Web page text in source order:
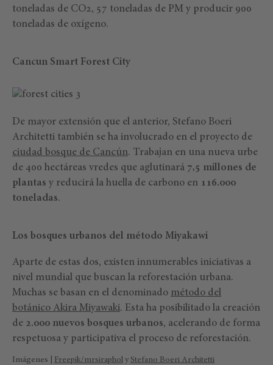
toneladas de CO2, 57 toneladas de PM y producir 900
toneladas de oxígeno.
Cancun Smart Forest City
De mayor extensión que el anterior, Stefano Boeri
Architetti también se ha involucrado en el proyecto de
ciudad bosque de Cancún. Trabajan en una nueva urbe
de 400 hectáreas vredes que aglutinará 7,5 millones de
plantas y reducirá la huella de carbono en 116.000
toneladas.
Los bosques urbanos del método Miyakawi
Aparte de estas dos, existen innumerables iniciativas a
nivel mundial que buscan la reforestación urbana.
Muchas se basan en el denominado método del
botánico Akira Miyawaki. Esta ha posibilitado la creación
de 2.000 nuevos bosques urbanos, acelerando de forma
respetuosa y participativa el proceso de reforestación.
Imágenes | Freepik/mrsiraphol y Stefano Boeri Architetti